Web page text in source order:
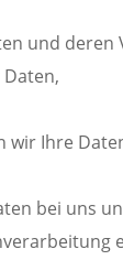
und deren
Ihre
bei uns